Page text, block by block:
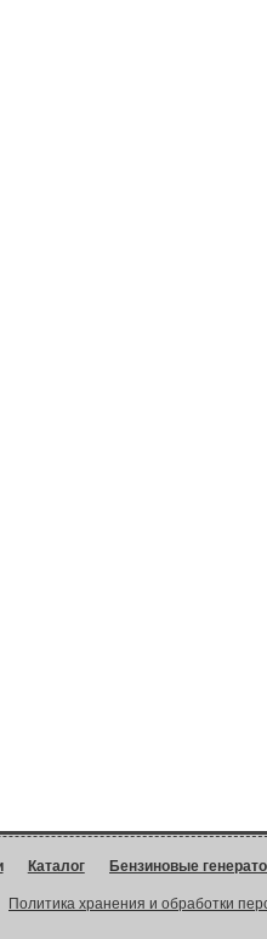
Каталог Бензиновые
Политика хранения и обработки